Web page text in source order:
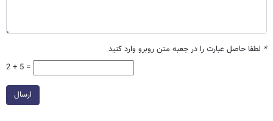
* لطفا حاصل عبارت را در جعبه متن روبرو وارد کنید
2 + 5 =
ارسال